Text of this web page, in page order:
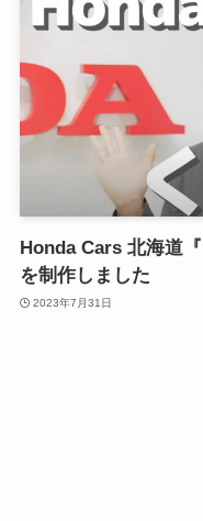
Honda Cars 北海道
を制作しました
2023年7月31日